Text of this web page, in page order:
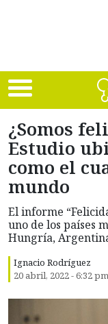
¿Somos
Estudio
como el
mundo
El informe
uno de los países
Hungría,
Ignacio Rodríguez
20 abril, 2022 - 6:32 pm